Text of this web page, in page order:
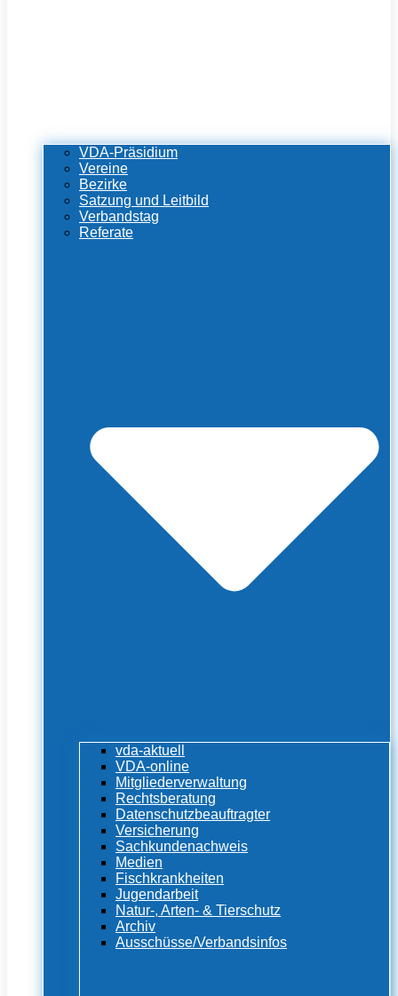
VDA-Präsidium
Vereine
Bezirke
Satzung und Leitbild
Verbandstag
Referate
vda-aktuell
VDA-online
Mitgliederverwaltung
Rechtsberatung
Datenschutzbeauftragter
Versicherung
Sachkundenachweis
Medien
Fischkrankheiten
Jugendarbeit
Natur-, Arten- & Tierschutz
Archiv
Ausschüsse/Verbandsinfos